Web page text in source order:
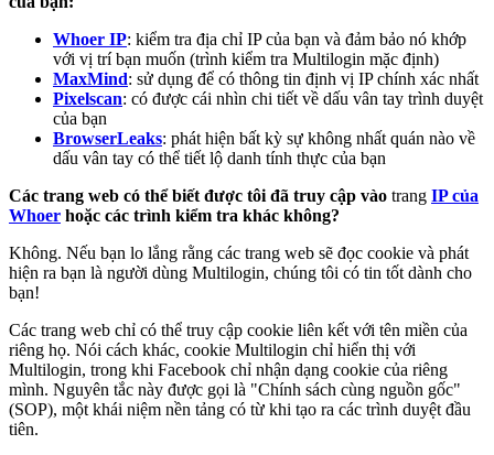
Whoer IP: kiểm tra địa chỉ IP của bạn và đảm bảo nó khớp
với vị trí bạn muốn (trình kiểm tra Multilogin mặc định)
MaxMind: sử dụng để có thông tin định vị IP chính xác nhất
Pixelscan: có được cái nhìn chi tiết về dấu vân tay trình duyệt
của bạn
BrowserLeaks: phát hiện bất kỳ sự không nhất quán nào về
dấu vân tay có thể tiết lộ danh tính thực của bạn
Các trang web có thể biết được tôi đã truy cập vào trang IP của
Whoer hoặc các trình kiểm tra khác không?
Không. Nếu bạn lo lắng rằng các trang web sẽ đọc cookie và phát
hiện ra bạn là người dùng Multilogin, chúng tôi có tin tốt dành cho
bạn!
Các trang web chỉ có thể truy cập cookie liên kết với tên miền của
riêng họ. Nói cách khác, cookie Multilogin chỉ hiển thị với
Multilogin, trong khi Facebook chỉ nhận dạng cookie của riêng
mình. Nguyên tắc này được gọi là "Chính sách cùng nguồn gốc"
(SOP), một khái niệm nền tảng có từ khi tạo ra các trình duyệt đầu
tiên.